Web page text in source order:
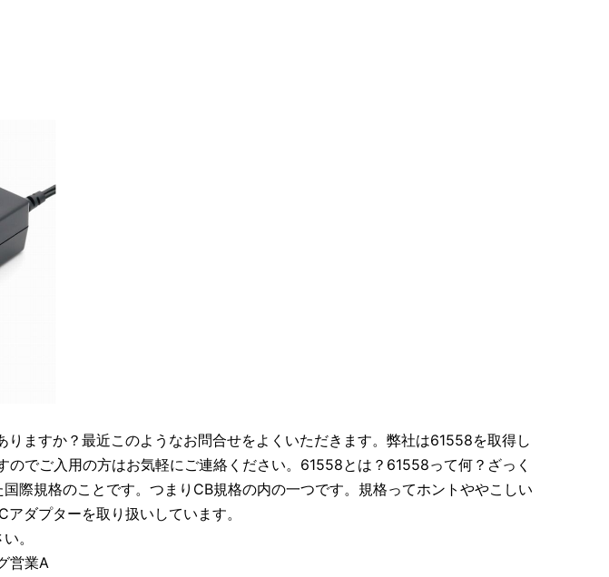
ますか？最近このようなお問合せをよくいただきます。弊社は61558を取得し
のでご入用の方はお気軽にご連絡ください。61558とは？61558って何？ざっく
際規格のことです。つまりCB規格の内の一つです。規格ってホントややこしい
ダプターを取り扱いしています。
。
営業A